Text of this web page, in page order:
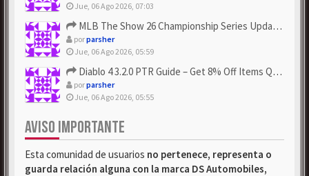
Jue, 06 Ago 2026, 07:03
MLB The Show 26 Championship Series Update! Get Cheap & ...
porparsher
Jue, 06 Ago 2026, 05:59
Diablo 4 3.2.0 PTR Guide – Get 8% Off Items Quickly to Test ...
porparsher
Jue, 06 Ago 2026, 05:55
AVISO IMPORTANTE
Esta comunidad de usuarios no pertenece, representa o
guarda relación alguna con la marca DS Automobiles,